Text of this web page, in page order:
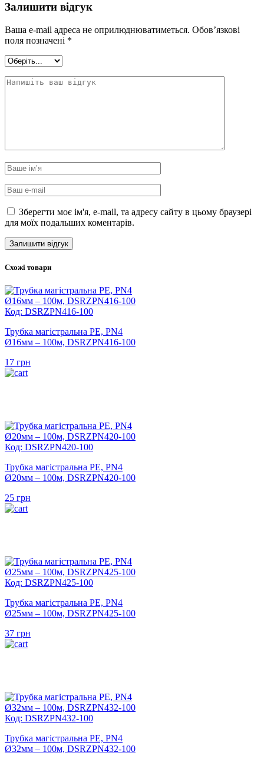
Залишити відгук
Ваша e-mail адреса не оприлюднюватиметься. Обов’язкові
поля позначені *
Зберегти моє ім'я, e-mail, та адресу сайту в цьому браузері
для моїх подальших коментарів.
Схожі товари
Код: DSRZPN416-100
Трубка магістральна PE, PN4
Ø16мм – 100м, DSRZPN416-100
17 грн
Код: DSRZPN420-100
Трубка магістральна PE, PN4
Ø20мм – 100м, DSRZPN420-100
25 грн
Код: DSRZPN425-100
Трубка магістральна PE, PN4
Ø25мм – 100м, DSRZPN425-100
37 грн
Код: DSRZPN432-100
Трубка магістральна PE, PN4
Ø32мм – 100м, DSRZPN432-100